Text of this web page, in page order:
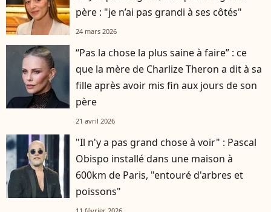
père : "je n’ai pas grandi à ses côtés"
24 mars 2026
“Pas la chose la plus saine à faire” : ce
que la mère de Charlize Theron a dit à sa
fille après avoir mis fin aux jours de son
père
21 avril 2026
"Il n'y a pas grand chose à voir" : Pascal
Obispo installé dans une maison à
600km de Paris, "entouré d'arbres et
poissons"